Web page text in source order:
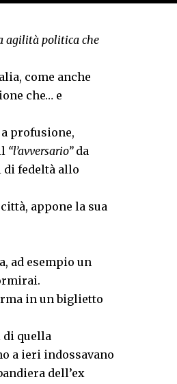
agilità politica che
come anche
che… e
profusione,
“l’avversario”da
di fedeltà allo
appone la sua
ad esempio un
in un biglietto
di quella
a ieri indossavano
dell’ex